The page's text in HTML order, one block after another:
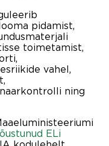
pidamist,
toimetamist,
vahel,
ning
ELi